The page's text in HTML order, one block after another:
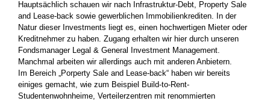
Hauptsächlich schauen wir nach Infrastruktur-Debt, Property Sale
and Lease-back sowie gewerblichen Immobilienkrediten. In der
Natur dieser Investments liegt es, einen hochwertigen Mieter­ oder
Kreditnehmer zu haben. Zugang erhalten wir hier durch unseren
Fondsmanager Legal & General Investment Management.
Manchmal arbeiten wir allerdings auch mit anderen Anbietern.
Im Bereich „Porperty Sale and Lease-back“ haben wir bereits
einiges gemacht, wie zum Beispiel Build-to-Rent-
Studentenwohnheime, Verteilerzentren mit renommierten